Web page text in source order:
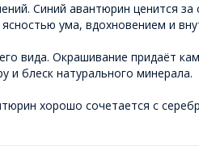
Синий авантюрин ценится за
ума, вдохновением и
вида. Окрашивание придаёт
и блеск натурального минерала.
хорошо сочетается с